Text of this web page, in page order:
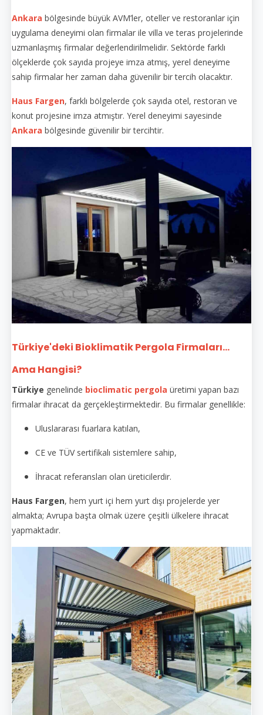
Ankara bölgesinde büyük AVM’ler, oteller ve restoranlar için
uygulama deneyimi olan firmalar ile villa ve teras projelerinde
uzmanlaşmış firmalar değerlendirilmelidir. Sektörde farklı
ölçeklerde çok sayıda projeye imza atmış, yerel deneyime
sahip firmalar her zaman daha güvenilir bir tercih olacaktır.
Haus Fargen, farklı bölgelerde çok sayıda otel, restoran ve
konut projesine imza atmıştır. Yerel deneyimi sayesinde
Ankara bölgesinde güvenilir bir tercihtir.
Türkiye'deki Bioklimatik Pergola Firmaları...
Ama Hangisi?
Türkiye genelinde bioclimatic pergola üretimi yapan bazı
firmalar ihracat da gerçekleştirmektedir. Bu firmalar genellikle:
Uluslararası fuarlara katılan,
CE ve TÜV sertifikalı sistemlere sahip,
İhracat referansları olan üreticilerdir.
Haus Fargen, hem yurt içi hem yurt dışı projelerde yer
almakta; Avrupa başta olmak üzere çeşitli ülkelere ihracat
yapmaktadır.